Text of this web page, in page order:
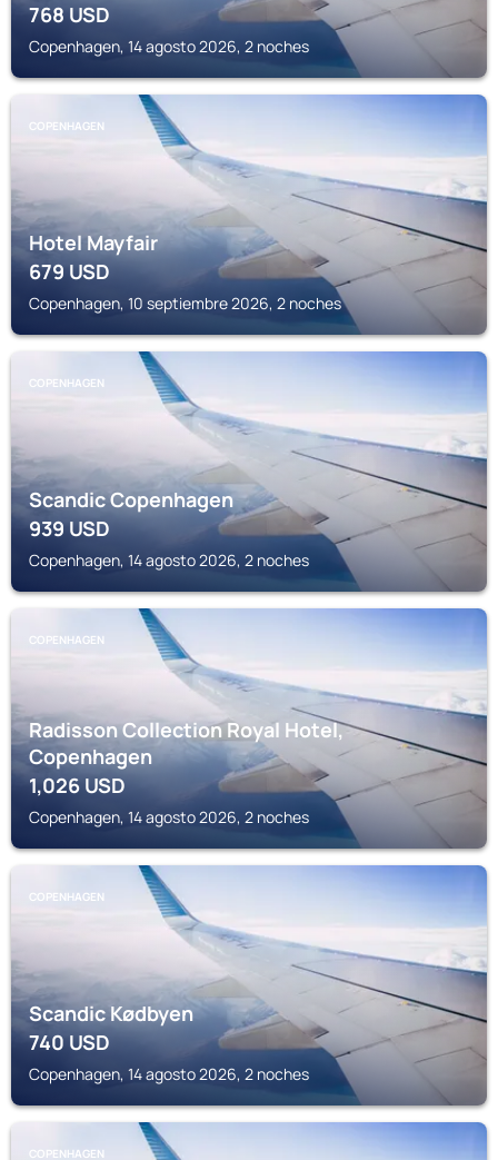
768USD
Copenhagen, 14 agosto 2026, 2 noches
COPENHAGEN
Hotel Mayfair
679USD
Copenhagen, 10 septiembre 2026, 2 noches
COPENHAGEN
Scandic Copenhagen
939USD
Copenhagen, 14 agosto 2026, 2 noches
COPENHAGEN
Radisson Collection Royal Hotel,
Copenhagen
1,026USD
Copenhagen, 14 agosto 2026, 2 noches
COPENHAGEN
Scandic Kødbyen
740USD
Copenhagen, 14 agosto 2026, 2 noches
COPENHAGEN